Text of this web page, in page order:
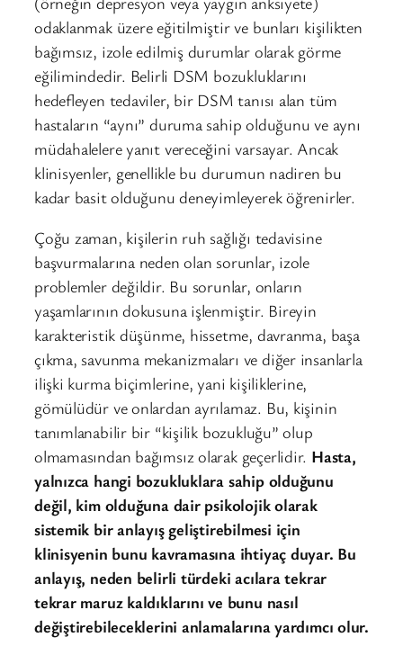
odaklanmak üzere eğitilmiştir ve bunları kişilikten
bağımsız, izole edilmiş durumlar olarak görme
eğilimindedir. Belirli DSM bozukluklarını
hedefleyen tedaviler, bir DSM tanısı alan tüm
hastaların “aynı” duruma sahip olduğunu ve aynı
müdahalelere yanıt vereceğini varsayar. Ancak
klinisyenler, genellikle bu durumun nadiren bu
kadar basit olduğunu deneyimleyerek öğrenirler.
Çoğu zaman, kişilerin ruh sağlığı tedavisine
başvurmalarına neden olan sorunlar, izole
problemler değildir. Bu sorunlar, onların
yaşamlarının dokusuna işlenmiştir. Bireyin
karakteristik düşünme, hissetme, davranma, başa
çıkma, savunma mekanizmaları ve diğer insanlarla
ilişki kurma biçimlerine, yani kişiliklerine,
gömülüdür ve onlardan ayrılamaz. Bu, kişinin
tanımlanabilir bir “kişilik bozukluğu” olup
olmamasından bağımsız olarak geçerlidir. Hasta,
yalnızca hangi bozukluklara sahip olduğunu
değil, kim olduğuna dair psikolojik olarak
sistemik bir anlayış geliştirebilmesi için
klinisyenin bunu kavramasına ihtiyaç duyar. Bu
anlayış, neden belirli türdeki acılara tekrar
tekrar maruz kaldıklarını ve bunu nasıl
değiştirebileceklerini anlamalarına yardımcı olur.